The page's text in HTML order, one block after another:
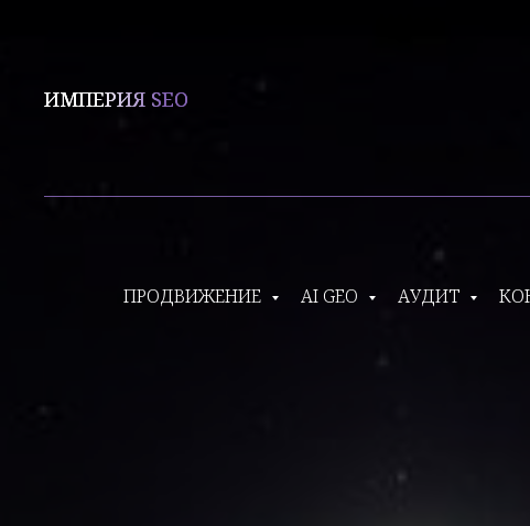
ИМПЕРИЯ SEO
ПРОДВИЖЕНИЕ AI GEO АУДИТ